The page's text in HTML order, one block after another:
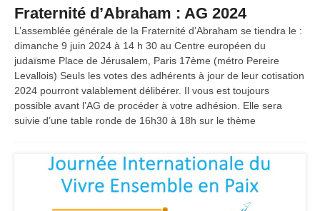
Fraternité d’Abraham : AG 2024
L’assemblée générale de la Fraternité d’Abraham se tiendra le :
dimanche 9 juin 2024 à 14 h 30 au Centre européen du
judaïsme Place de Jérusalem, Paris 17ème (métro Pereire
Levallois) Seuls les votes des adhérents à jour de leur cotisation
2024 pourront valablement délibérer. Il vous est toujours
possible avant l’AG de procéder à votre adhésion. Elle sera
suivie d’une table ronde de 16h30 à 18h sur le thème